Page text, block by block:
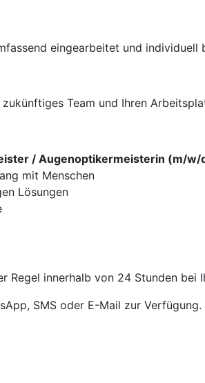
eingearbeitet und individuell
Team und Ihren
/ Augenoptikermeisterin (m/w/
mit Menschen
Lösungen
Regel innerhalb von 24 Stunden bei
SMS oder E-Mail zur Verfügung.